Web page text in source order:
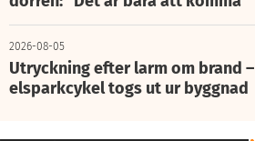
2026-08-05
Utryckning efter larm om brand –
elsparkcykel togs ut ur byggnad